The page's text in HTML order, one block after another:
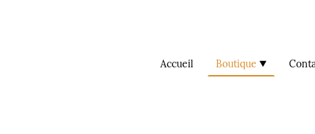
Accueil Boutique